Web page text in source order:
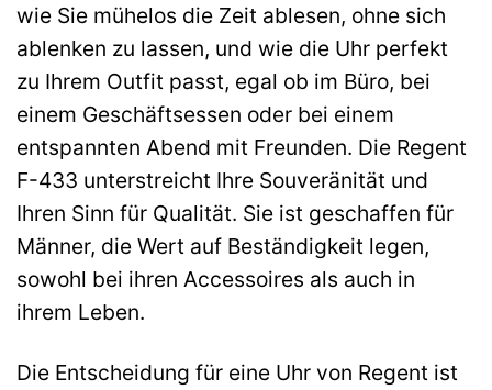
wie Sie mühelos die Zeit ablesen, ohne sich
ablenken zu lassen, und wie die Uhr perfekt
zu Ihrem Outfit passt, egal ob im Büro, bei
einem Geschäftsessen oder bei einem
entspannten Abend mit Freunden. Die Regent
F-433 unterstreicht Ihre Souveränität und
Ihren Sinn für Qualität. Sie ist geschaffen für
Männer, die Wert auf Beständigkeit legen,
sowohl bei ihren Accessoires als auch in
ihrem Leben.
Die Entscheidung für eine Uhr von Regent ist